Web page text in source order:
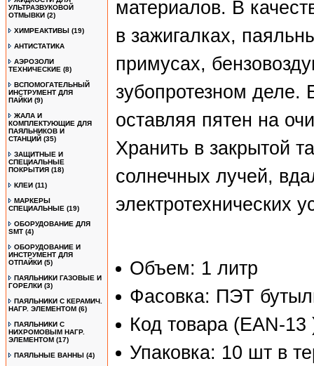
УЛЬТРАЗВУКОВОЙ
ОТМЫВКИ (2)
ХИМРЕАКТИВЫ (19)
АНТИСТАТИКА
АЭРОЗОЛИ
ТЕХНИЧЕСКИЕ (8)
ВСПОМОГАТЕЛЬНЫЙ
ИНСТРУМЕНТ ДЛЯ
ПАЙКИ (9)
ЖАЛА И
КОМПЛЕКТУЮЩИЕ ДЛЯ
ПАЯЛЬНИКОВ И
СТАНЦИЙ (35)
ЗАЩИТНЫЕ И
СПЕЦИАЛЬНЫЕ
ПОКРЫТИЯ (18)
КЛЕИ (11)
МАРКЕРЫ
СПЕЦИАЛЬНЫЕ (19)
ОБОРУДОВАНИЕ ДЛЯ
SMT (4)
ОБОРУДОВАНИЕ И
ИНСТРУМЕНТ ДЛЯ
ОТПАЙКИ (5)
ПАЯЛЬНИКИ ГАЗОВЫЕ И
ГОРЕЛКИ (3)
ПАЯЛЬНИКИ С КЕРАМИЧ.
НАГР. ЭЛЕМЕНТОМ (6)
ПАЯЛЬНИКИ С
НИХРОМОВЫМ НАГР.
ЭЛЕМЕНТОМ (17)
ПАЯЛЬНЫЕ ВАННЫ (4)
материалов. В
в зажигалках,
примусах,
зубопротезном деле.
оставляя пятен на
Хранить в закрытой
солнечных лучей,
электротехнических
Объем: 1 литр
Фасовка: ПЭТ
Код товара (EAN-
Упаковка: 10 шт в